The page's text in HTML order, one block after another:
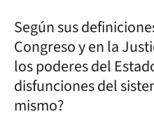
Según sus
Congreso y en la
los poderes del
disfunciones del
mismo?